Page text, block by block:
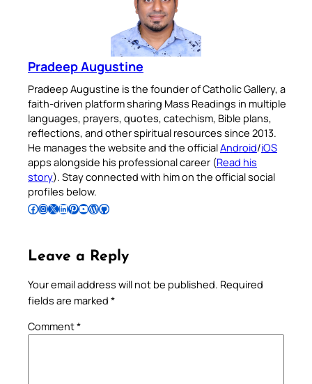
Pradeep Augustine
Pradeep Augustine is the founder of Catholic Gallery, a
faith-driven platform sharing Mass Readings in multiple
languages, prayers, quotes, catechism, Bible plans,
reflections, and other spiritual resources since 2013.
He manages the website and the officialAndroid/iOS
apps alongside his professional career (Read his
story). Stay connected with him on the official social
profiles below.
Follow Pradeep on Facebook Follow Pradeep on InstagramFollow Pradeep on X Follow Pradeep on LinkedIn Follow Pradeep on Pinterest Subscribe to Pradeep’s Youtube Channel Follow Pradeep on WordPress Follow Pradeep on GitHub
Leave a Reply
Your email address will not be published. Required
fields are marked *
Comment*